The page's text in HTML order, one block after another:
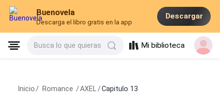
Buenovela
Descarga el libro gratis en la app
Descargar
Busca lo que quieras Mi biblioteca
Inicio / Romance /AXEL /Capitulo 13